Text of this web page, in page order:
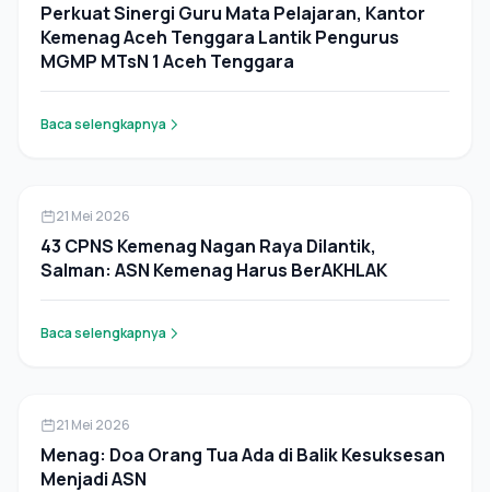
Perkuat Sinergi Guru Mata Pelajaran, Kantor
Kemenag Aceh Tenggara Lantik Pengurus
MGMP MTsN 1 Aceh Tenggara
Baca selengkapnya
Berita
21 Mei 2026
43 CPNS Kemenag Nagan Raya Dilantik,
Salman: ASN Kemenag Harus BerAKHLAK
Baca selengkapnya
Berita
21 Mei 2026
Menag: Doa Orang Tua Ada di Balik Kesuksesan
Menjadi ASN